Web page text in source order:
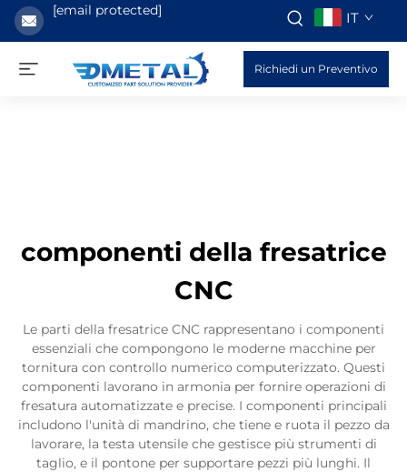
[email protected] IT
Richiedi un Preventivo
componenti della fresatrice
CNC
Le parti della fresatrice CNC rappresentano i componenti
essenziali che compongono le moderne macchine per
tornitura con controllo numerico computerizzato. Questi
componenti lavorano in armonia per fornire operazioni di
fresatura automatizzate e precise. I componenti principali
includono l'unità di mandrino, che tiene e ruota il pezzo da
lavorare, la testa utensile che gestisce più strumenti di
taglio, e il pontone per supportare pezzi più lunghi. Il